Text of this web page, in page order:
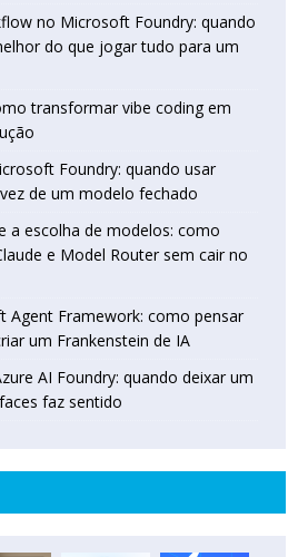
no Microsoft Foundry: quando
do que jogar tudo para um
transformar vibe coding em
Foundry: quando usar
de um modelo fechado
a escolha de modelos: como
e Model Router sem cair no
Agent Framework: como pensar
um Frankenstein de IA
AI Foundry: quando deixar um
faz sentido